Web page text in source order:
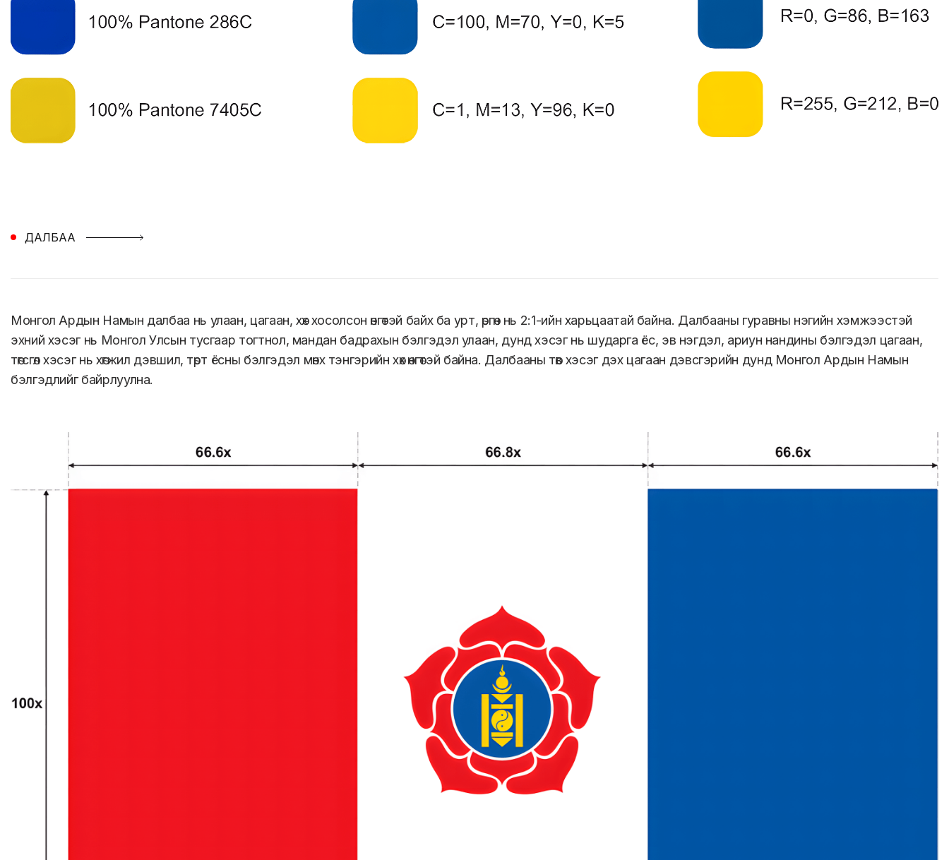
ДАЛБАА
Монгол Ардын Намын далбаа нь улаан, цагаан, хөх хосолсон өнгөтэй байх ба урт, өргөн нь 2:1-ийн харьцаатай байна. Далбааны гуравны нэгийн хэмжээстэй
эхний хэсэг нь Монгол Улсын тусгаар тогтнол, мандан бадрахын бэлгэдэл улаан, дунд хэсэг нь шударга ёс, эв нэгдэл, ариун нандины бэлгэдэл цагаан,
төгсгөл хэсэг нь хөгжил дэвшил, төрт ёсны бэлгэдэл мөнх тэнгэрийн хөх өнгөтэй байна. Далбааны төв хэсэг дэх цагаан дэвсгэрийн дунд Монгол Ардын Намын
бэлгэдлийг байрлуулна.